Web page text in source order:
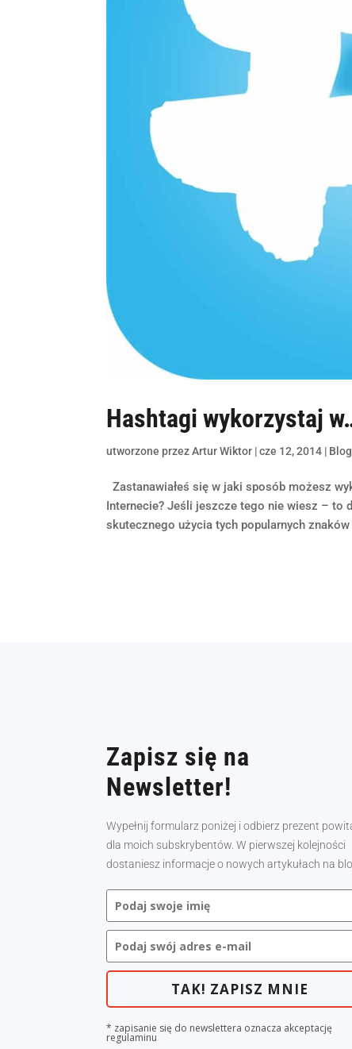
Hashtagi wykorzystaj
utworzone przezArtur Wiktor |cze 12, 2014 | Blog
Zastanawiałeś się w jaki sposób możesz
Internecie? Jeśli jeszcze tego nie wiesz – to
skutecznego użycia tych popularnych
Zapisz się na
Newsletter!
Wypełnij formularz poniżej i odbierz prezent
dla moich subskrybentów. W pierwszej kolejności
dostaniesz informacje o nowych artykułach na
TAK! ZAPISZ MNIE
* zapisanie się do newslettera oznacza akceptację
regulaminu